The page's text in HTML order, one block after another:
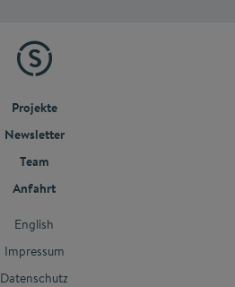
Projekte
Newsletter
Team
Anfahrt
English
Impressum
Datenschutz